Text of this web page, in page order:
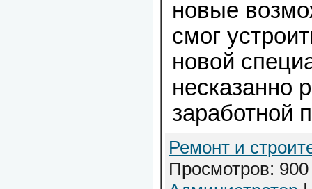
новые
смог
новой
несказанно
заработной
Ремонт и
Просмотров: